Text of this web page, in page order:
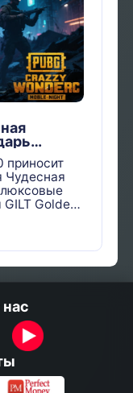
приносит
Чудесная
Golden.